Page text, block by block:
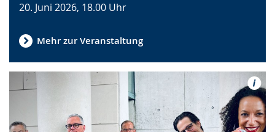
20. Juni 2026, 18.00 Uhr
Mehr zur Veranstaltung